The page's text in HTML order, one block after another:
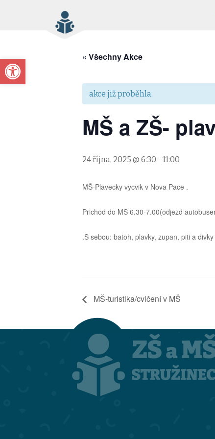
Open toolbar « Všechny Akce
akce již proběhla.
MŠ a ZŠ-
24 října, 2025 @ 6:30 - 11:00
MŠ-Plavecky vycvik v Nova Pace .
Prichod do MS 6.30-7.00(odjezd
.S sebou: batoh, plavky, zupan, piti a
MŠ-turistika/cvičení v MŠ